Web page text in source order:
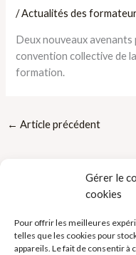
Gérer le
cookies
Pour offrir les meilleures
telles que les cookies pour
appareils. Le fait de consentir
/Actualités des
Deux nouveaux
convention collective de
formation.
← Article précédent